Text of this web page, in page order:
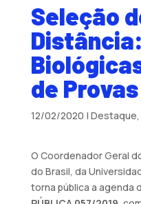
Seleção
de Provas
12/02/2020 | Destaque,
O Coordenador Geral
do Brasil, da
torna pública a agenda